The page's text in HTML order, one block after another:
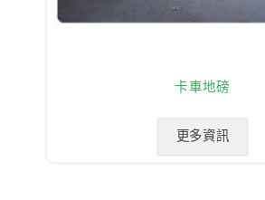
卡車地磅
更多資訊